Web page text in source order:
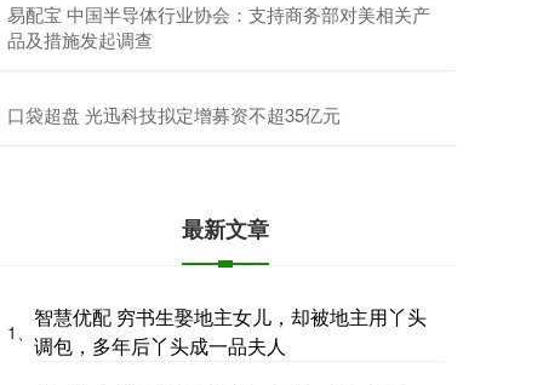
易配宝 中国半导体行业协会：支持商务部对美相关产
品及措施发起调查
口袋超盘 光迅科技拟定增募资不超35亿元
最新文章
1、
智慧优配 穷书生娶地主女儿，却被地主用丫头
调包，多年后丫头成一品夫人